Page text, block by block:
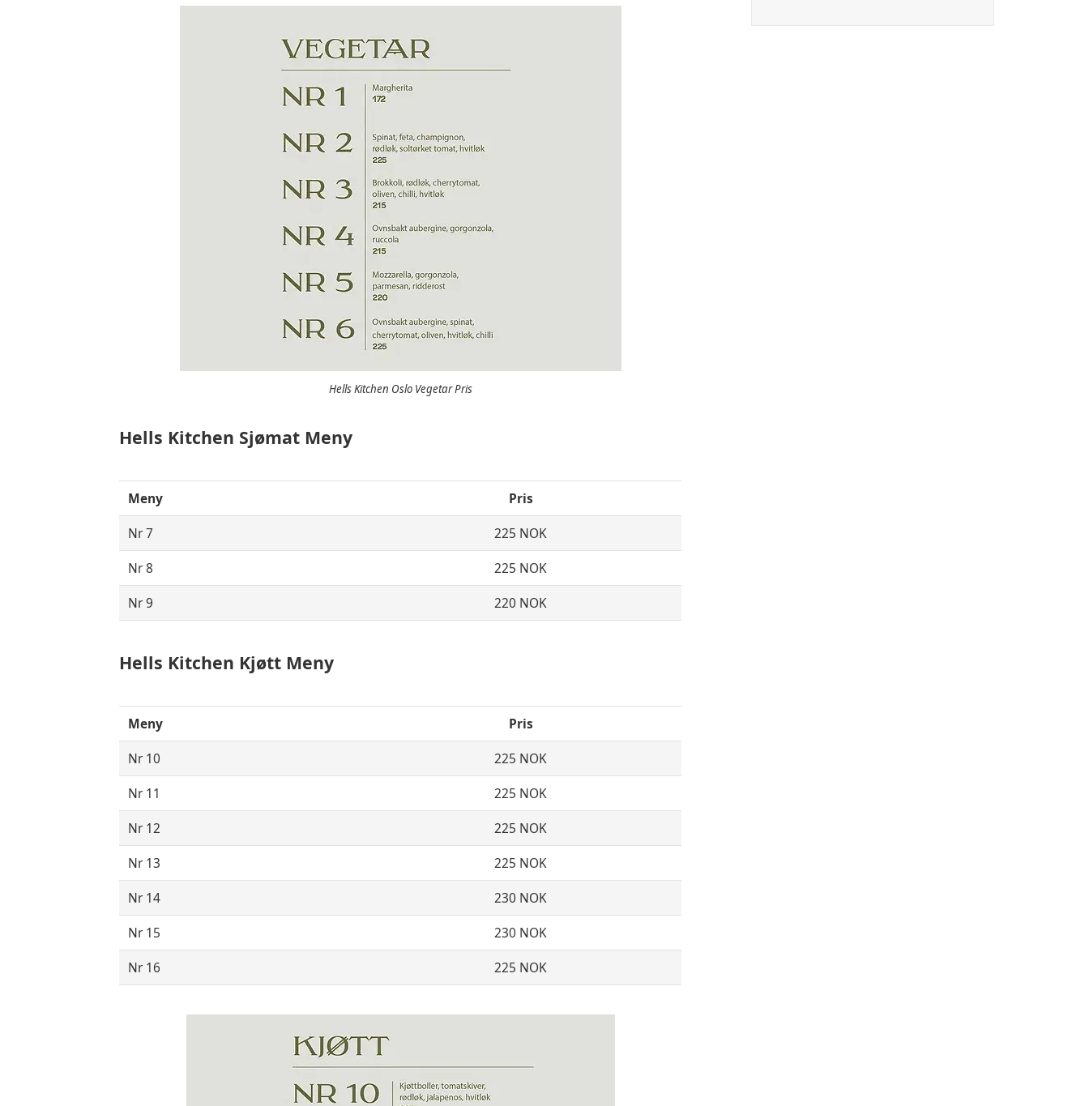
Hells Kitchen Oslo Vegetar Pris
Hells Kitchen Sjømat Meny
Meny
Pris
Nr 7
225 NOK
Nr 8
225 NOK
Nr 9
220 NOK
Hells Kitchen Kjøtt Meny
Meny
Pris
Nr 10
225 NOK
Nr 11
225 NOK
Nr 12
225 NOK
Nr 13
225 NOK
Nr 14
230 NOK
Nr 15
230 NOK
Nr 16
225 NOK